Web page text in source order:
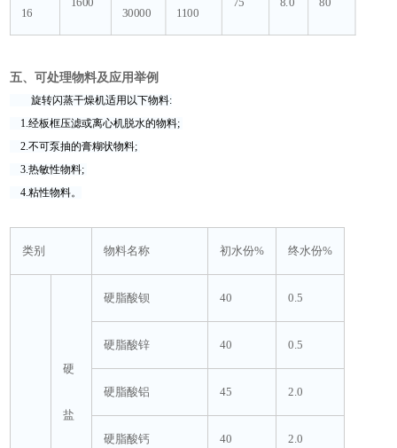
16
1600
30000
1100
75 8.0 80
五、可处理物料及应用举例
旋转闪蒸干燥机适用以下物料:
1.经板框压滤或离心机脱水的物料;
2.不可泵抽的膏糊状物料;
3.热敏性物料;
4.粘性物料。
类别 物料名称 初水份% 终水份%
硬
盐
硬脂酸钡 40 0.5
硬脂酸锌 40 0.5
硬脂酸铝 45 2.0
硬脂酸钙 40 2.0